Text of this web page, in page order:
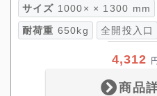
サイズ 1000× × 1300 mm
耐荷重 650kg 全開投入口
4,312
商品